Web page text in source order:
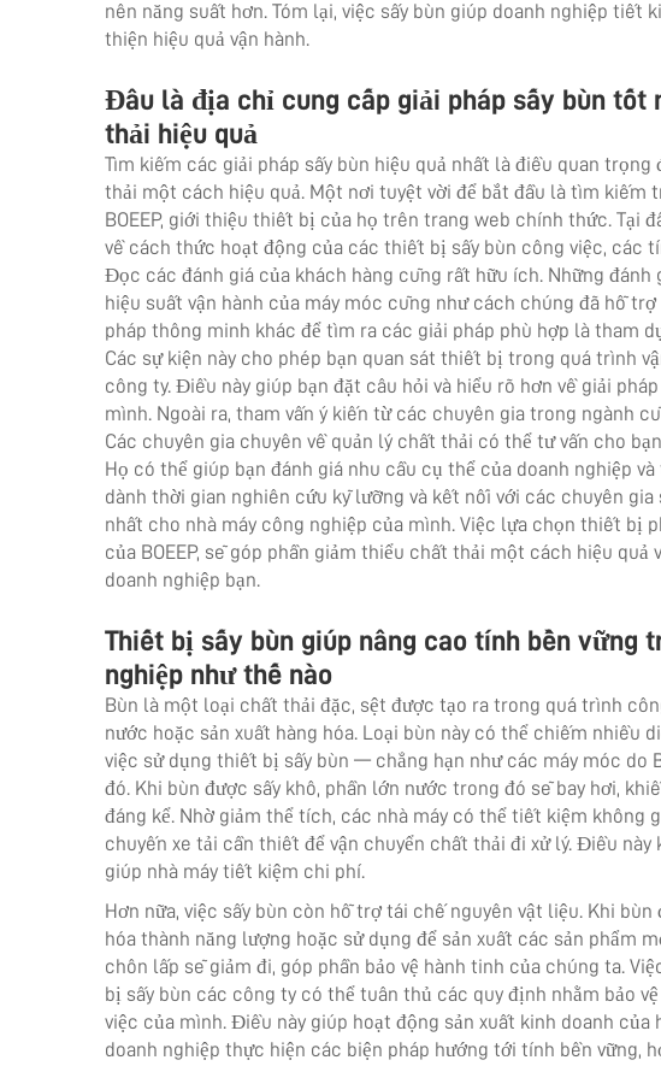
nên năng suất hơn. Tóm lại, việc sấy bùn giúp doanh nghiệp tiết
thiện hiệu quả vận hành.
Đâu là địa chỉ cung cấp giải pháp sấy bùn tốt
thải hiệu quả
Tìm kiếm các giải pháp sấy bùn hiệu quả nhất là điều quan
thải một cách hiệu quả. Một nơi tuyệt vời để bắt đầu là tìm kiếm
BOEEP, giới thiệu thiết bị của họ trên trang web chính thức. Tại
về cách thức hoạt động của các thiết bị sấy bùn công việc, các
Đọc các đánh giá của khách hàng cũng rất hữu ích. Những
hiệu suất vận hành của máy móc cũng như cách chúng đã hỗ
pháp thông minh khác để tìm ra các giải pháp phù hợp là tham
Các sự kiện này cho phép bạn quan sát thiết bị trong quá trình
công ty. Điều này giúp bạn đặt câu hỏi và hiểu rõ hơn về giải
mình. Ngoài ra, tham vấn ý kiến từ các chuyên gia trong ngành
Các chuyên gia chuyên về quản lý chất thải có thể tư vấn cho
Họ có thể giúp bạn đánh giá nhu cầu cụ thể của doanh nghiệp
dành thời gian nghiên cứu kỹ lưỡng và kết nối với các chuyên
nhất cho nhà máy công nghiệp của mình. Việc lựa chọn thiết bị
của BOEEP, sẽ góp phần giảm thiểu chất thải một cách hiệu
doanh nghiệp bạn.
Thiết bị sấy bùn giúp nâng cao tính bền vững
nghiệp như thế nào
Bùn là một loại chất thải đặc, sệt được tạo ra trong quá trình
nước hoặc sản xuất hàng hóa. Loại bùn này có thể chiếm nhiều
việc sử dụng thiết bị sấy bùn — chẳng hạn như các máy móc do
đó. Khi bùn được sấy khô, phần lớn nước trong đó sẽ bay hơi,
đáng kể. Nhờ giảm thể tích, các nhà máy có thể tiết kiệm không
chuyến xe tải cần thiết để vận chuyển chất thải đi xử lý. Điều
giúp nhà máy tiết kiệm chi phí.
Hơn nữa, việc sấy bùn còn hỗ trợ tái chế nguyên vật liệu. Khi
hóa thành năng lượng hoặc sử dụng để sản xuất các sản phẩm
chôn lấp sẽ giảm đi, góp phần bảo vệ hành tinh của chúng ta.
bị sấy bùn các công ty có thể tuân thủ các quy định nhằm bảo
việc của mình. Điều này giúp hoạt động sản xuất kinh doanh
doanh nghiệp thực hiện các biện pháp hướng tới tính bền vững,